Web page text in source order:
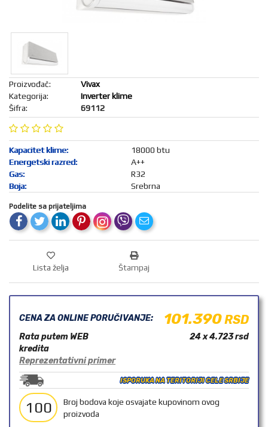
MREŽA I
BEZBEDNOST
KANCELARIJA
OPREMA
KAMERE,
DRONOVI
SPORT I
PUTOVANJE
AUTO-
MOTO
OPREMA
ALATI I
BAŠTENSKA
OPREMA
LETNJI
PROGRAM
OPREMA
OUTLET
B2B
Proizvođač:
Vivax
Kategorija:
Inverter klime
Šifra:
69112
Kapacitet klime:
18000 btu
Energetski razred:
A++
Gas:
R32
Boja:
Srebrna
Podelite sa prijateljima
Lista želja Štampaj
CENA ZA ONLINE PORUČIVANJE: 101.390RSD
Rata putem WEB
kredita
24 x 4.723rsd
Reprezentativni primer
ISPORUKA NA TERITORIJI CELE SRBIJE
100
Broj bodova koje osvajate kupovinom ovog
proizvoda